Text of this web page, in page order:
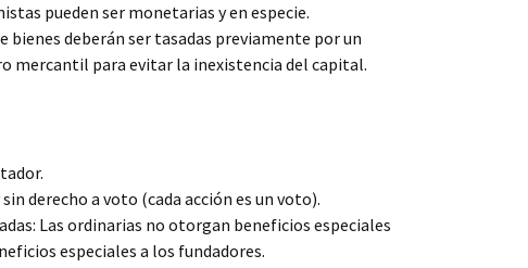
pueden ser monetarias y en especie.
bienes deberán ser tasadas previamente por un
mercantil para evitar la inexistencia del capital.
derecho a voto (cada acción es un voto).
Las ordinarias no otorgan beneficios especiales
especiales a los fundadores.